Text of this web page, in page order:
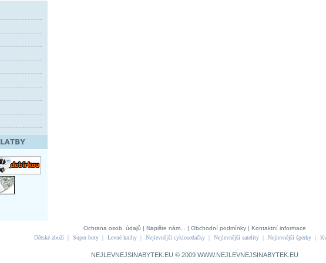
Ochrana osob. údajů | Napište nám... | Obchodní podmínky| Kontaktní informace
Dětské zboží | Super boty | Levné knihy | Nejlevnější cyklosedačky | Nejlevnější satelity | Nejlevnější šperky |
NEJLEVNEJSINABYTEK.EU © 2009 WWW.NEJLEVNEJSINABYTEK.EU